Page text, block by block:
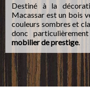
Destiné à la
Macassar est un bois
couleurs sombres et
donc
mobilier de prestige.